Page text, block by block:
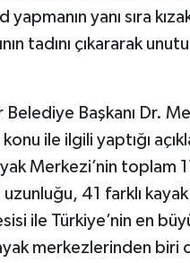
yanı sıra
tadını çıkararak
Belediye Başkanı Dr.
konu ile ilgili yaptığı
Merkezi’nin toplam
uzunluğu, 41 farklı
ile Türkiye’nin en
merkezlerinden biri